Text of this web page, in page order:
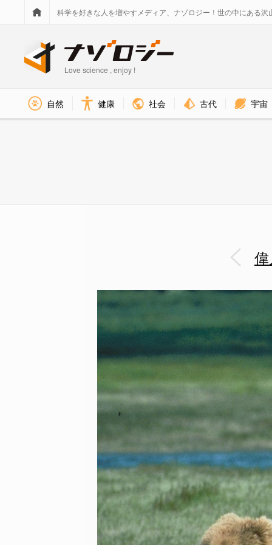
科学を好きな人を増やすメディア、ナゾロジー！世の中にある沢
Love science , enjoy !
自然 健康 社会 古代 宇宙